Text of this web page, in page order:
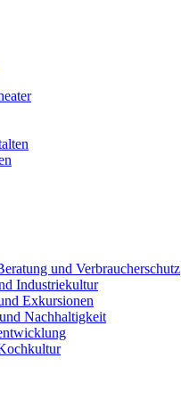
und Verbraucherschutz
Industriekultur
Exkursionen
Nachhaltigkeit